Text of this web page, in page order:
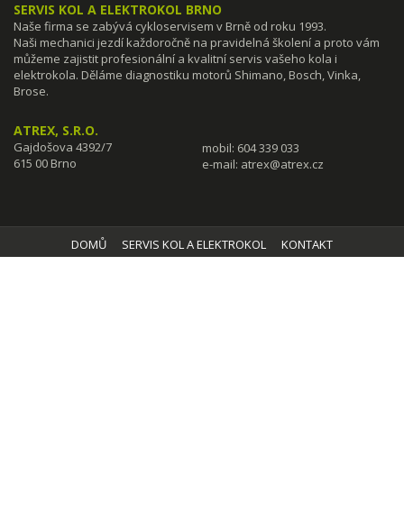
SERVIS KOL A ELEKTROKOL BRNO
Naše firma se zabývá cykloservisem v Brně od roku 1993.
Naši mechanici jezdí každoročně na pravidelná školení a proto vám
můžeme zajistit profesionální a kvalitní servis vašeho kola i
elektrokola. Děláme diagnostiku motorů Shimano, Bosch, Vinka,
Brose.
ATREX, S.R.O.
Gajdošova 4392/7
615 00 Brno
mobil: 604 339 033
e-mail: atrex@atrex.cz
DOMŮ SERVIS KOL A ELEKTROKOL KONTAKT